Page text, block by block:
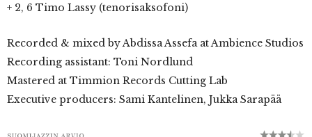
+ 2, 6 Timo Lassy (tenorisaksofoni)
Recorded & mixed by Abdissa Assefa at Ambience Studios
Recording assistant: Toni Nordlund
Mastered at Timmion Records Cutting Lab
Executive producers: Sami Kantelinen, Jukka Sarapää